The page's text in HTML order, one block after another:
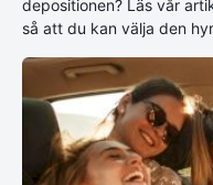
depositionen? Läs vår
så att du kan välja den